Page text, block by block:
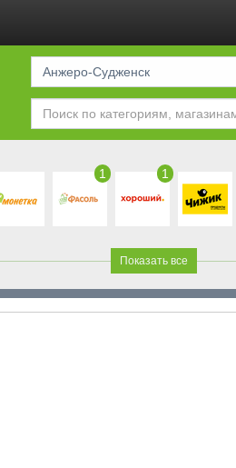
Анжеро-Судженск
1 1
Показать все